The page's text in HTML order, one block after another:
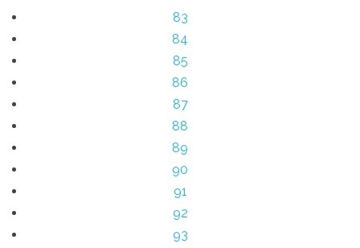
83
84
85
86
87
88
89
90
91
92
93